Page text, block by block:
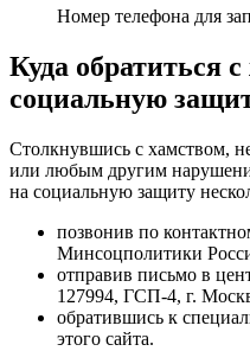
Номер телефона для
Куда обратиться
социальную
Столкнувшись с хамством,
или любым другим
на социальную защиту
позвонив по
Минсоцполитики
отправив письмо в
127994, ГСП-4, г.
обратившись к
этого сайта.